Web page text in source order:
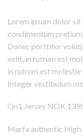
Lorem ipsum dolor
condimentum
Donec porttitor
velit, in rutrum est
in rutrum est molestie
Integer vestibulum
On1 Jersey NOK
Marfa authentic High